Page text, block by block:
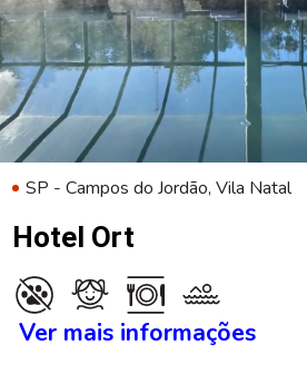
SP - Campos do Jordão, Vila Natal
Hotel Ort
Ver mais informações